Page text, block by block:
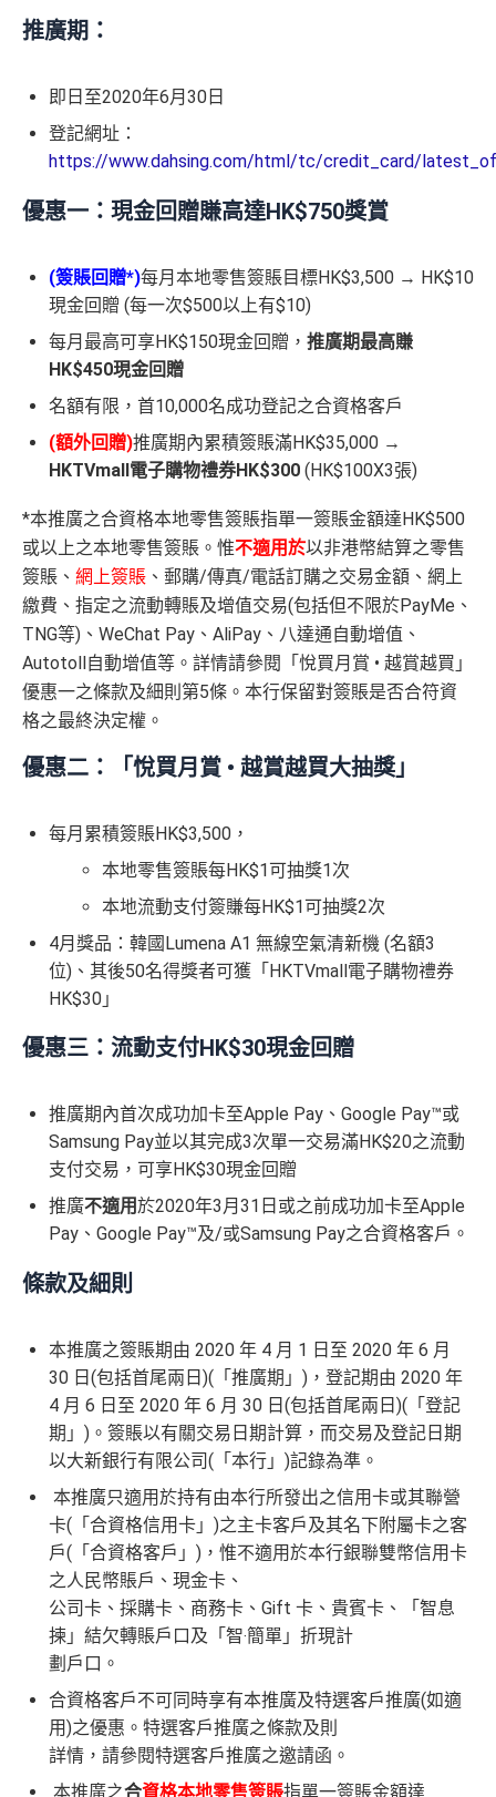
推廣期：
即日至2020年6月30日
登記網址：
https://www.dahsing.com/html/tc/credit_card/
優惠一：現金回贈賺高達HK$750獎賞
(簽賬回贈*)每月本地零售簽賬目標HK$3,500 → HK$10
現金回贈 (每一次$500以上有$10)
每月最高可享HK$150現金回贈， 推廣期最高賺
HK$450現金回贈
名額有限，首10,000名成功登記之合資格客戶
(額外回贈)推廣期內累積簽賬滿HK$35,000 →
HKTVmall電子購物禮券HK$300 (HK$100X3張)
*本推廣之合資格本地零售簽賬指單一簽賬金額達HK$500
或以上之本地零售簽賬。惟不適用於以非港幣結算之零售
簽賬、 網上簽賬 、郵購/傳真/電話訂購之交易金額、網上
繳費、指定之流動轉賬及增值交易(包括但不限於PayMe、
TNG等)、WeChat Pay、AliPay、八達通自動增值、
Autotoll自動增值等。詳情請參閱「悅買月賞 • 越賞越買」
優惠一之條款及細則第5條。本行保留對簽賬是否合符資
格之最終決定權。
優惠二： 「悅買月賞 • 越賞越買大抽獎」
每月累積簽賬HK$3,500，
本地零售簽賬每HK$1可抽獎1次
本地流動支付簽賺每HK$1可抽獎2次
4月獎品：韓國Lumena A1 無線空氣清新機 (名額3
位)、其後50名得獎者可獲「HKTVmall電子購物禮券
HK$30」
優惠三：流動支付HK$30現金回贈
推廣期內首次成功加卡至Apple Pay、Google Pay™或
Samsung Pay並以其完成3次單一交易滿HK$20之流動
支付交易，可享HK$30現金回贈
推廣不適用於2020年3月31日或之前成功加卡至Apple
Pay、Google Pay™及/或Samsung Pay之合資格客戶。
條款及細則
本推廣之簽賬期由 2020 年 4 月 1 日至 2020 年 6 月
30 日(包括首尾兩日)(「推廣期」)，登記期由 2020 年
4 月 6 日至 2020 年 6 月 30 日(包括首尾兩日)(「登記
期」)。簽賬以有關交易日期計算，而交易及登記日期
以大新銀行有限公司(「本行」)記錄為準。
本推廣只適用於持有由本行所發出之信用卡或其聯營
卡(「合資格信用卡」)之主卡客戶及其名下附屬卡之客
戶(「合資格客戶」)，惟不適用於本行銀聯雙幣信用卡
之人民幣賬戶、現金卡、
公司卡、採購卡、商務卡、Gift 卡、貴賓卡、「智息
揀」結欠轉賬戶口及「智‧簡單」折現計
劃戶口。
合資格客戶不可同時享有本推廣及特選客戶推廣(如適
用)之優惠。特選客戶推廣之條款及則
詳情，請參閱特選客戶推廣之邀請函。
本推廣之合資格本地零售簽賬指單一簽賬金額達